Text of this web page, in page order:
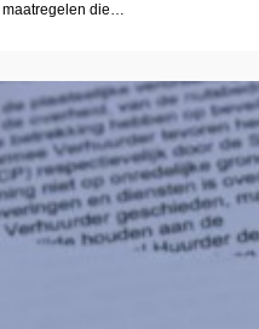
maatregelen die…